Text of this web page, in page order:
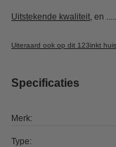
Uitstekende kwaliteit, en
Uiteraard ook op dit 123inkt
Specificaties
Merk:
Type: